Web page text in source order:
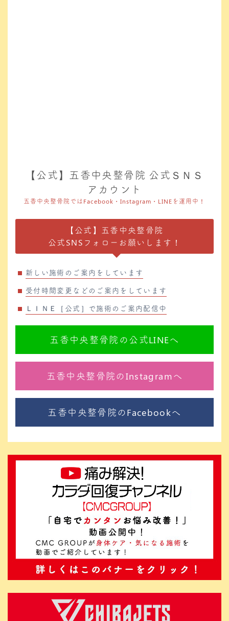
【公式】五香中央整骨院 公式ＳＮＳ
アカウント
五香中央整骨院ではFacebook・Instagram・LINEを運用中！
【公式】五香中央整骨院
公式SNSフォローお願いします！
新しい施術のご案内をしています
受付時間変更などのご案内をしています
ＬＩＮＥ［公式］で施術のご案内配信中
五香中央整骨院の公式LINEへ
五香中央整骨院のInstagramへ
五香中央整骨院のFacebookへ